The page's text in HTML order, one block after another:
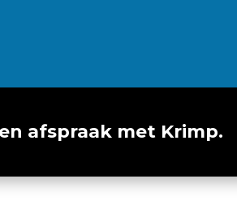
afspraak met Krimp.